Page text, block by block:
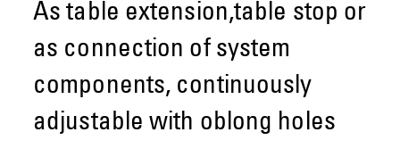
As table extension,table stop or
as connection of system
components, continuously
adjustable with oblong holes